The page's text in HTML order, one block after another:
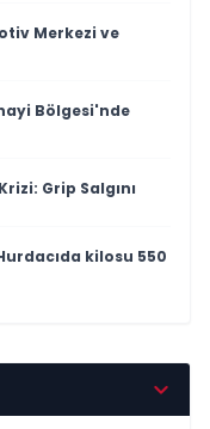
Merkezi ve
Bölgesi'nde
Grip Salgını
kilosu 550